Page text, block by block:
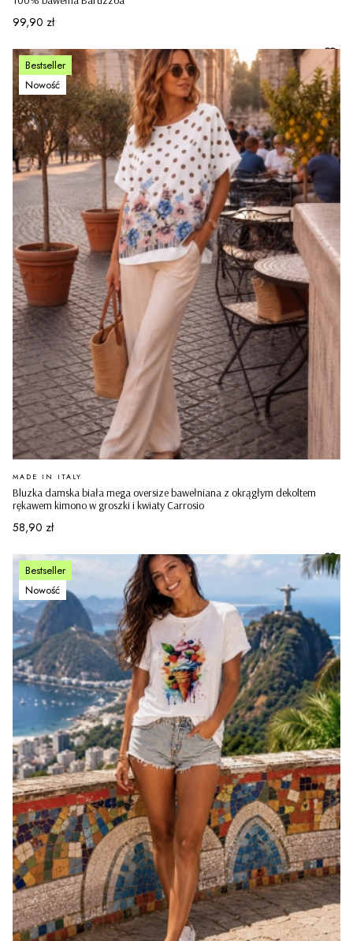
Cena
99,90 zł
Bestseller
Nowość
Bluzka damska biała mega oversize bawełniana z okrągłym dekoltem
rękawem kimono w groszki i kwiaty Carrosio
PRODUCENT
MADE IN ITALY
Cena
58,90 zł
Bestseller
Nowość